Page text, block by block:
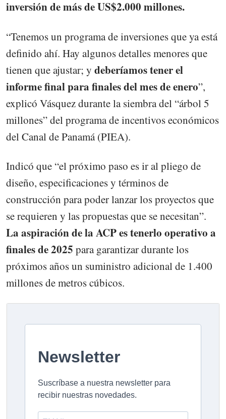
inversión de más de US$2.000 millones.
“Tenemos un programa de inversiones que ya está
definido ahí. Hay algunos detalles menores que
tienen que ajustar; y deberíamos tener el
informe final para finales del mes de enero”,
explicó Vásquez durante la siembra del “árbol 5
millones” del programa de incentivos económicos
del Canal de Panamá (PIEA).
Indicó que “el próximo paso es ir al pliego de
diseño, especificaciones y términos de
construcción para poder lanzar los proyectos que
se requieren y las propuestas que se necesitan”.
La aspiración de la ACP es tenerlo operativo a
finales de 2025 para garantizar durante los
próximos años un suministro adicional de 1.400
millones de metros cúbicos.